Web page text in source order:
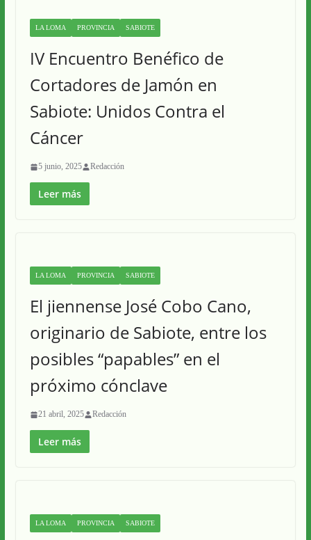
LA LOMA PROVINCIA SABIOTE
IV Encuentro Benéfico de
Cortadores de Jamón en
Sabiote: Unidos Contra el
Cáncer
5 junio, 2025 Redacción
Leer más
LA LOMA PROVINCIA SABIOTE
El jiennense José Cobo Cano,
originario de Sabiote, entre los
posibles “papables” en el
próximo cónclave
21 abril, 2025 Redacción
Leer más
LA LOMA PROVINCIA SABIOTE